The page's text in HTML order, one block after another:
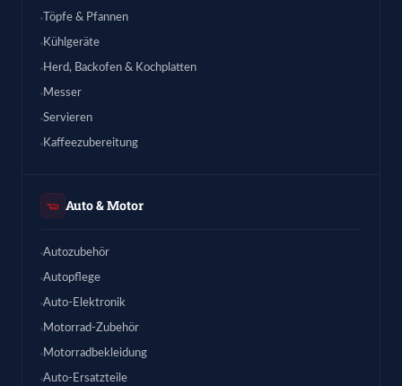
Töpfe & Pfannen
Kühlgeräte
Herd, Backofen & Kochplatten
Messer
Servieren
Kaffeezubereitung
Auto & Motor
Autozubehör
Autopflege
Auto-Elektronik
Motorrad-Zubehör
Motorradbekleidung
Auto-Ersatzteile